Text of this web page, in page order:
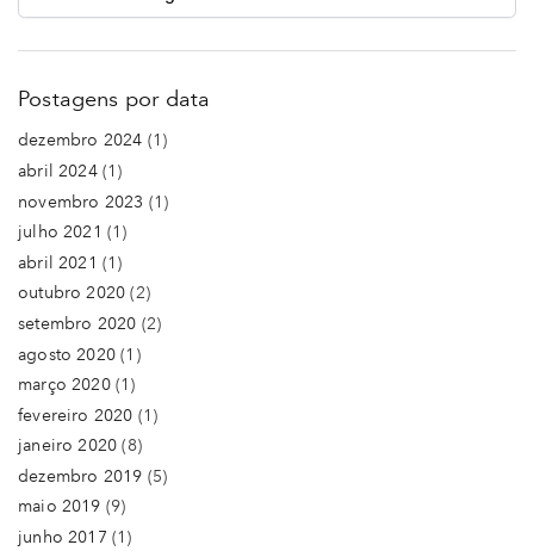
Postagens por data
dezembro 2024 (1)
abril 2024(1)
novembro 2023 (1)
julho 2021 (1)
abril 2021 (1)
outubro 2020 (2)
setembro 2020 (2)
agosto 2020(1)
março 2020(1)
fevereiro 2020 (1)
janeiro 2020 (8)
dezembro 2019 (5)
maio 2019 (9)
junho 2017 (1)